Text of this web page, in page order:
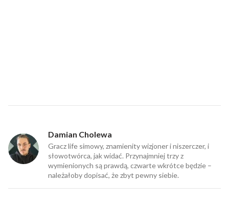
Damian Cholewa
Gracz life simowy, znamienity wizjoner i niszerczer, i
słowotwórca, jak widać. Przynajmniej trzy z
wymienionych są prawdą, czwarte wkrótce będzie –
należałoby dopisać, że zbyt pewny siebie.